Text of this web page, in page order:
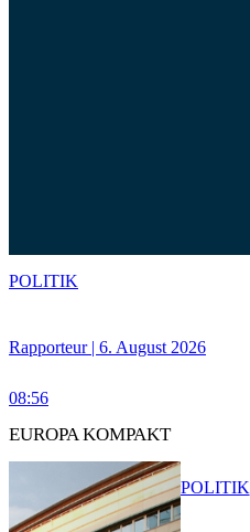
Rapporteur | 6. August 2026
08:56
POLITIK
EUROPA KOMPAKT
POLITIK